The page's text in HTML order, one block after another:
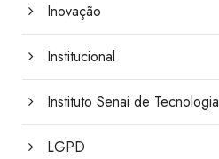
Inovação
Institucional
Instituto Senai de Tecnologia
LGPD